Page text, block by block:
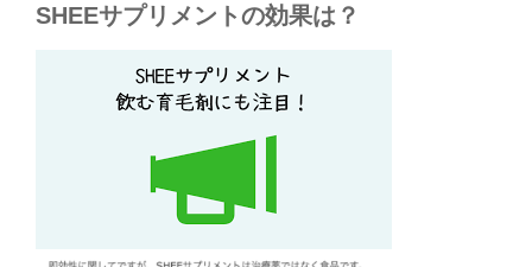
SHEEサプリメントの効果は？